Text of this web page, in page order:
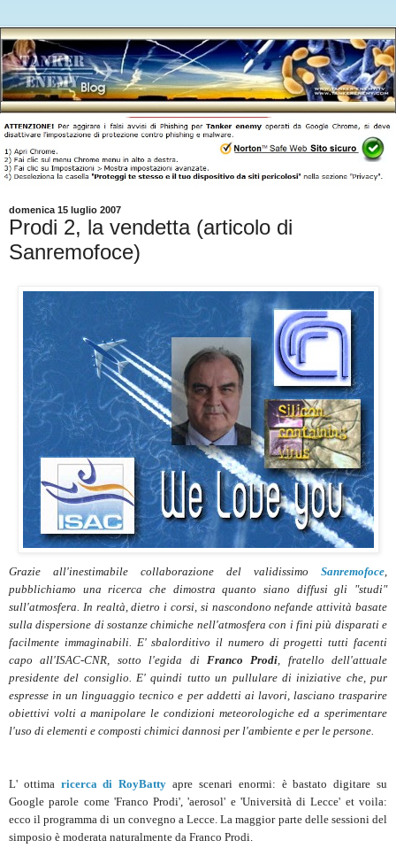
domenica 15 luglio 2007
Prodi 2, la vendetta (articolo di
Sanremofoce)
Grazie all'inestimabile collaborazione del validissimo Sanremofoce
pubblichiamo una ricerca che dimostra quanto siano diffusi gli "studi"
sull'atmosfera. In realtà, dietro i corsi, si nascondono nefande attività basate
sulla dispersione di sostanze chimiche nell'atmosfera con i fini più disparati e
facilmente immaginabili. E' sbalorditivo il numero di progetti tutti facenti
capo all'ISAC-CNR, sotto l'egida di Franco Prodi , fratello dell'attuale
presidente del consiglio. E' quindi tutto un pullulare di iniziative che, pur
espresse in un linguaggio tecnico e per addetti ai lavori, lasciano trasparire
obiettivi volti a manipolare le condizioni meteorologiche ed a sperimentare
l'uso di elementi e composti chimici dannosi per l'ambiente e per le persone.
L' ottima ricerca di RoyBatty apre scenari enormi: è bastato digitare su
Google parole come 'Franco Prodi', 'aerosol' e 'Università di Lecce' et voila:
ecco il programma di un convegno a Lecce. La maggior parte delle sessioni del
simposio è moderata naturalmente da Franco Prodi.